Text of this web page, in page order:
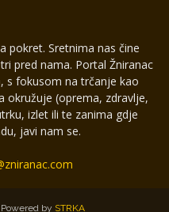
pokret. Sretnima nas čine
pred nama. Portal Žniranac
s fokusom na trčanje kao
okružuje (oprema, zdravlje,
izlet ili te zanima gdje
javi nam se.
Powered by STRKA